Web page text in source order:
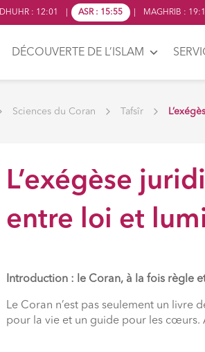
DHUHR : 12:01 ASR : 15:55 MAGHRIB :
DÉCOUVERTE DE L’ISLAM
Sciences du Coran Tafsîr
L’exégèse
entre loi et
Introduction : le Coran, à la fois règle
Le Coran n’est pas seulement un livre
pour la vie et un guide pour les cœurs.